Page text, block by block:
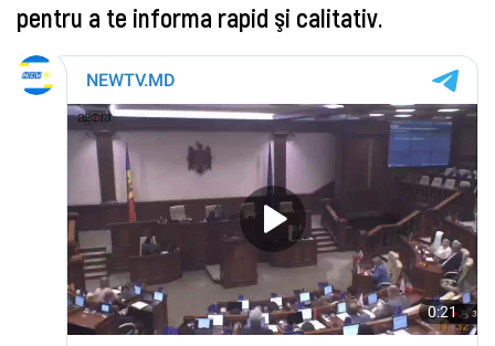
pentru a te informa rapid şi calitativ.